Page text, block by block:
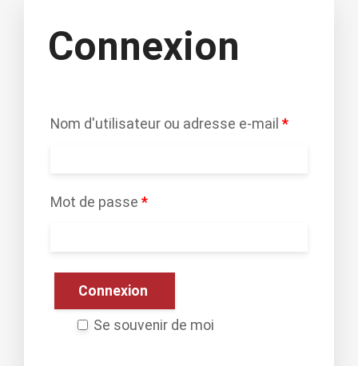
Connexion
Nom d'utilisateur ou adresse e-mail *
Mot de passe *
Se souvenir de moi